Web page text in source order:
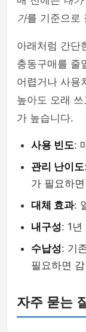
가를 기준으로
아래처럼 간단
충동구매를 줄
어렵거나 사용
높아도 오래
가 높습니다.
사용 빈도:
관리 난이도
가 필요하
대체 효과:
내구성: 1년
수납성: 기
필요하면 감
자주 묻는